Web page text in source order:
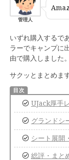
管理人
いずれ購入するで
ラーでキャンプに
由で購入しました。
サクッとまとめます
UJack厚手
グランドシ
シート展開
総評・まと